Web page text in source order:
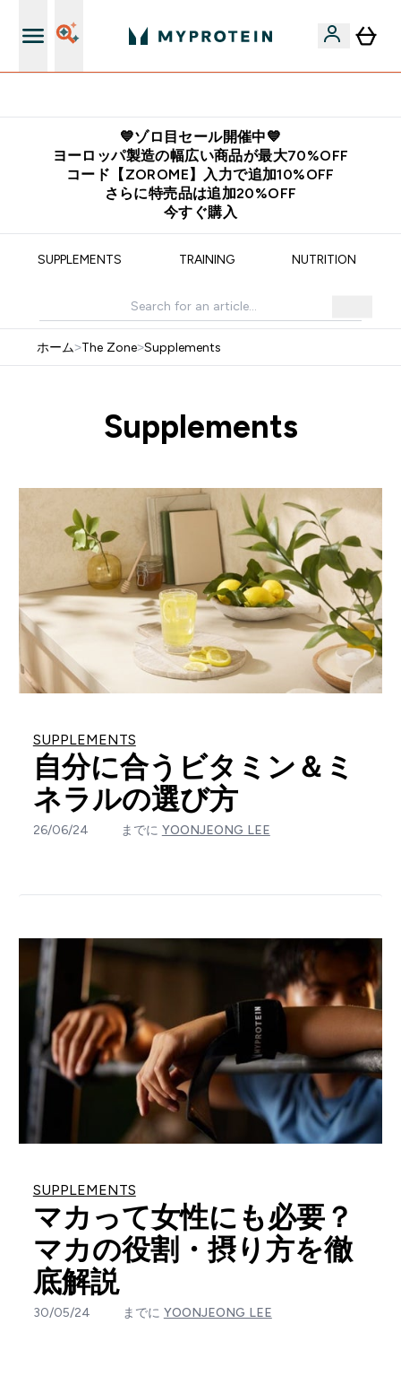
💙ゾロ目セール開催中💙
ヨーロッパ製造の幅広い商品が最大70%OFF
コード【ZOROME】入力で追加10%OFF
さらに特売品は追加20%OFF
今すぐ購入
SUPPLEMENTS TRAINING NUTRITION
ホーム>The Zone>Supplements
Supplements
SUPPLEMENTS
自分に合うビタミン＆ミ
ネラルの選び方
26/06/24 までに YOONJEONG LEE
SUPPLEMENTS
マカって女性にも必要？
マカの役割・摂り方を徹
底解説
30/05/24 までに YOONJEONG LEE